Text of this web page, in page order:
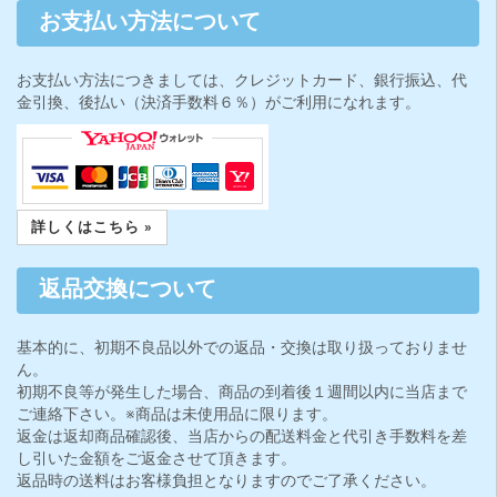
お支払い方法について
お支払い方法につきましては、クレジットカード、銀行振込、代
金引換、後払い（決済手数料６％）がご利用になれます。
詳しくはこちら »
返品交換について
基本的に、初期不良品以外での返品・交換は取り扱っておりませ
ん。
初期不良等が発生した場合、商品の到着後１週間以内に当店まで
ご連絡下さい。※商品は未使用品に限ります。
返金は返却商品確認後、当店からの配送料金と代引き手数料を差
し引いた金額をご返金させて頂きます。
返品時の送料はお客様負担となりますのでご了承ください。